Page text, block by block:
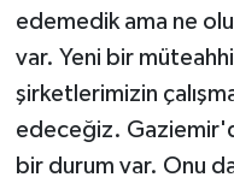
edemedik ama ne
var. Yeni bir
şirketlerimizin
edeceğiz.
bir durum var. Onu